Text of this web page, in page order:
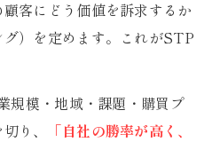
顧客にどう価値を訴求するか
）を定めます。これがSTP
規模・地域・課題・購買プ
り、
「自社の勝率が高く、